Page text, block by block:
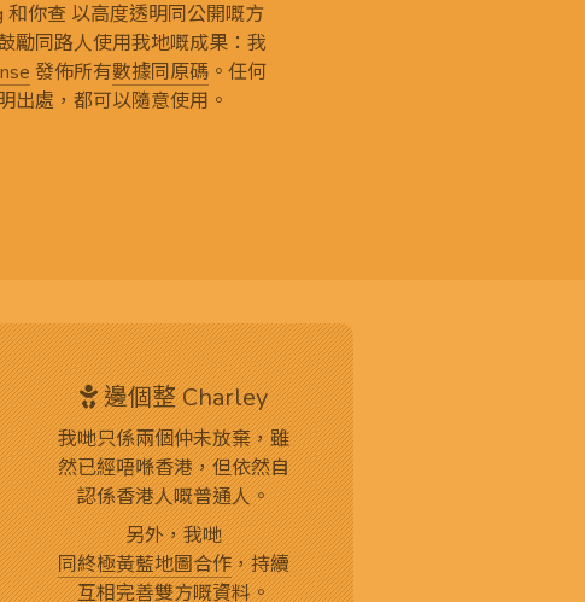
和你查 以高度透明同公開嘅方
勵同路人使用我地嘅成果：我
發佈所有數據同原碼。任何
出處，都可以隨意使用。
邊個整 Charley
我哋只係兩個仲未放棄，雖
然已經唔喺香港，但依然自
認係香港人嘅普通人。
另外，我哋
同終極黃藍地圖合作，持續
互相完善雙方嘅資料。